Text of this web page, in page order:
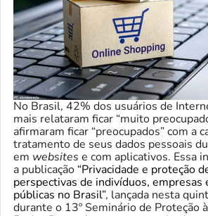
No Brasil, 42% dos usuários de
mais relataram ficar “muito
afirmaram ficar “preocupados” com a
tratamento de seus dados pessoais
em websites e com aplicativos. Essa
a publicação “Privacidade e proteção
perspectivas de indivíduos, empresas
públicas no Brasil”, lançada nesta
durante o 13º Seminário de Proteção